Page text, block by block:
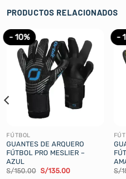
PRODUCTOS RELACIONADOS
- 10%
FÚTBOL
GUANTES DE ARQUERO
FÚTBOL PRO MESLIER –
AZUL
S/150.00 El
S/135.00El
-
S/